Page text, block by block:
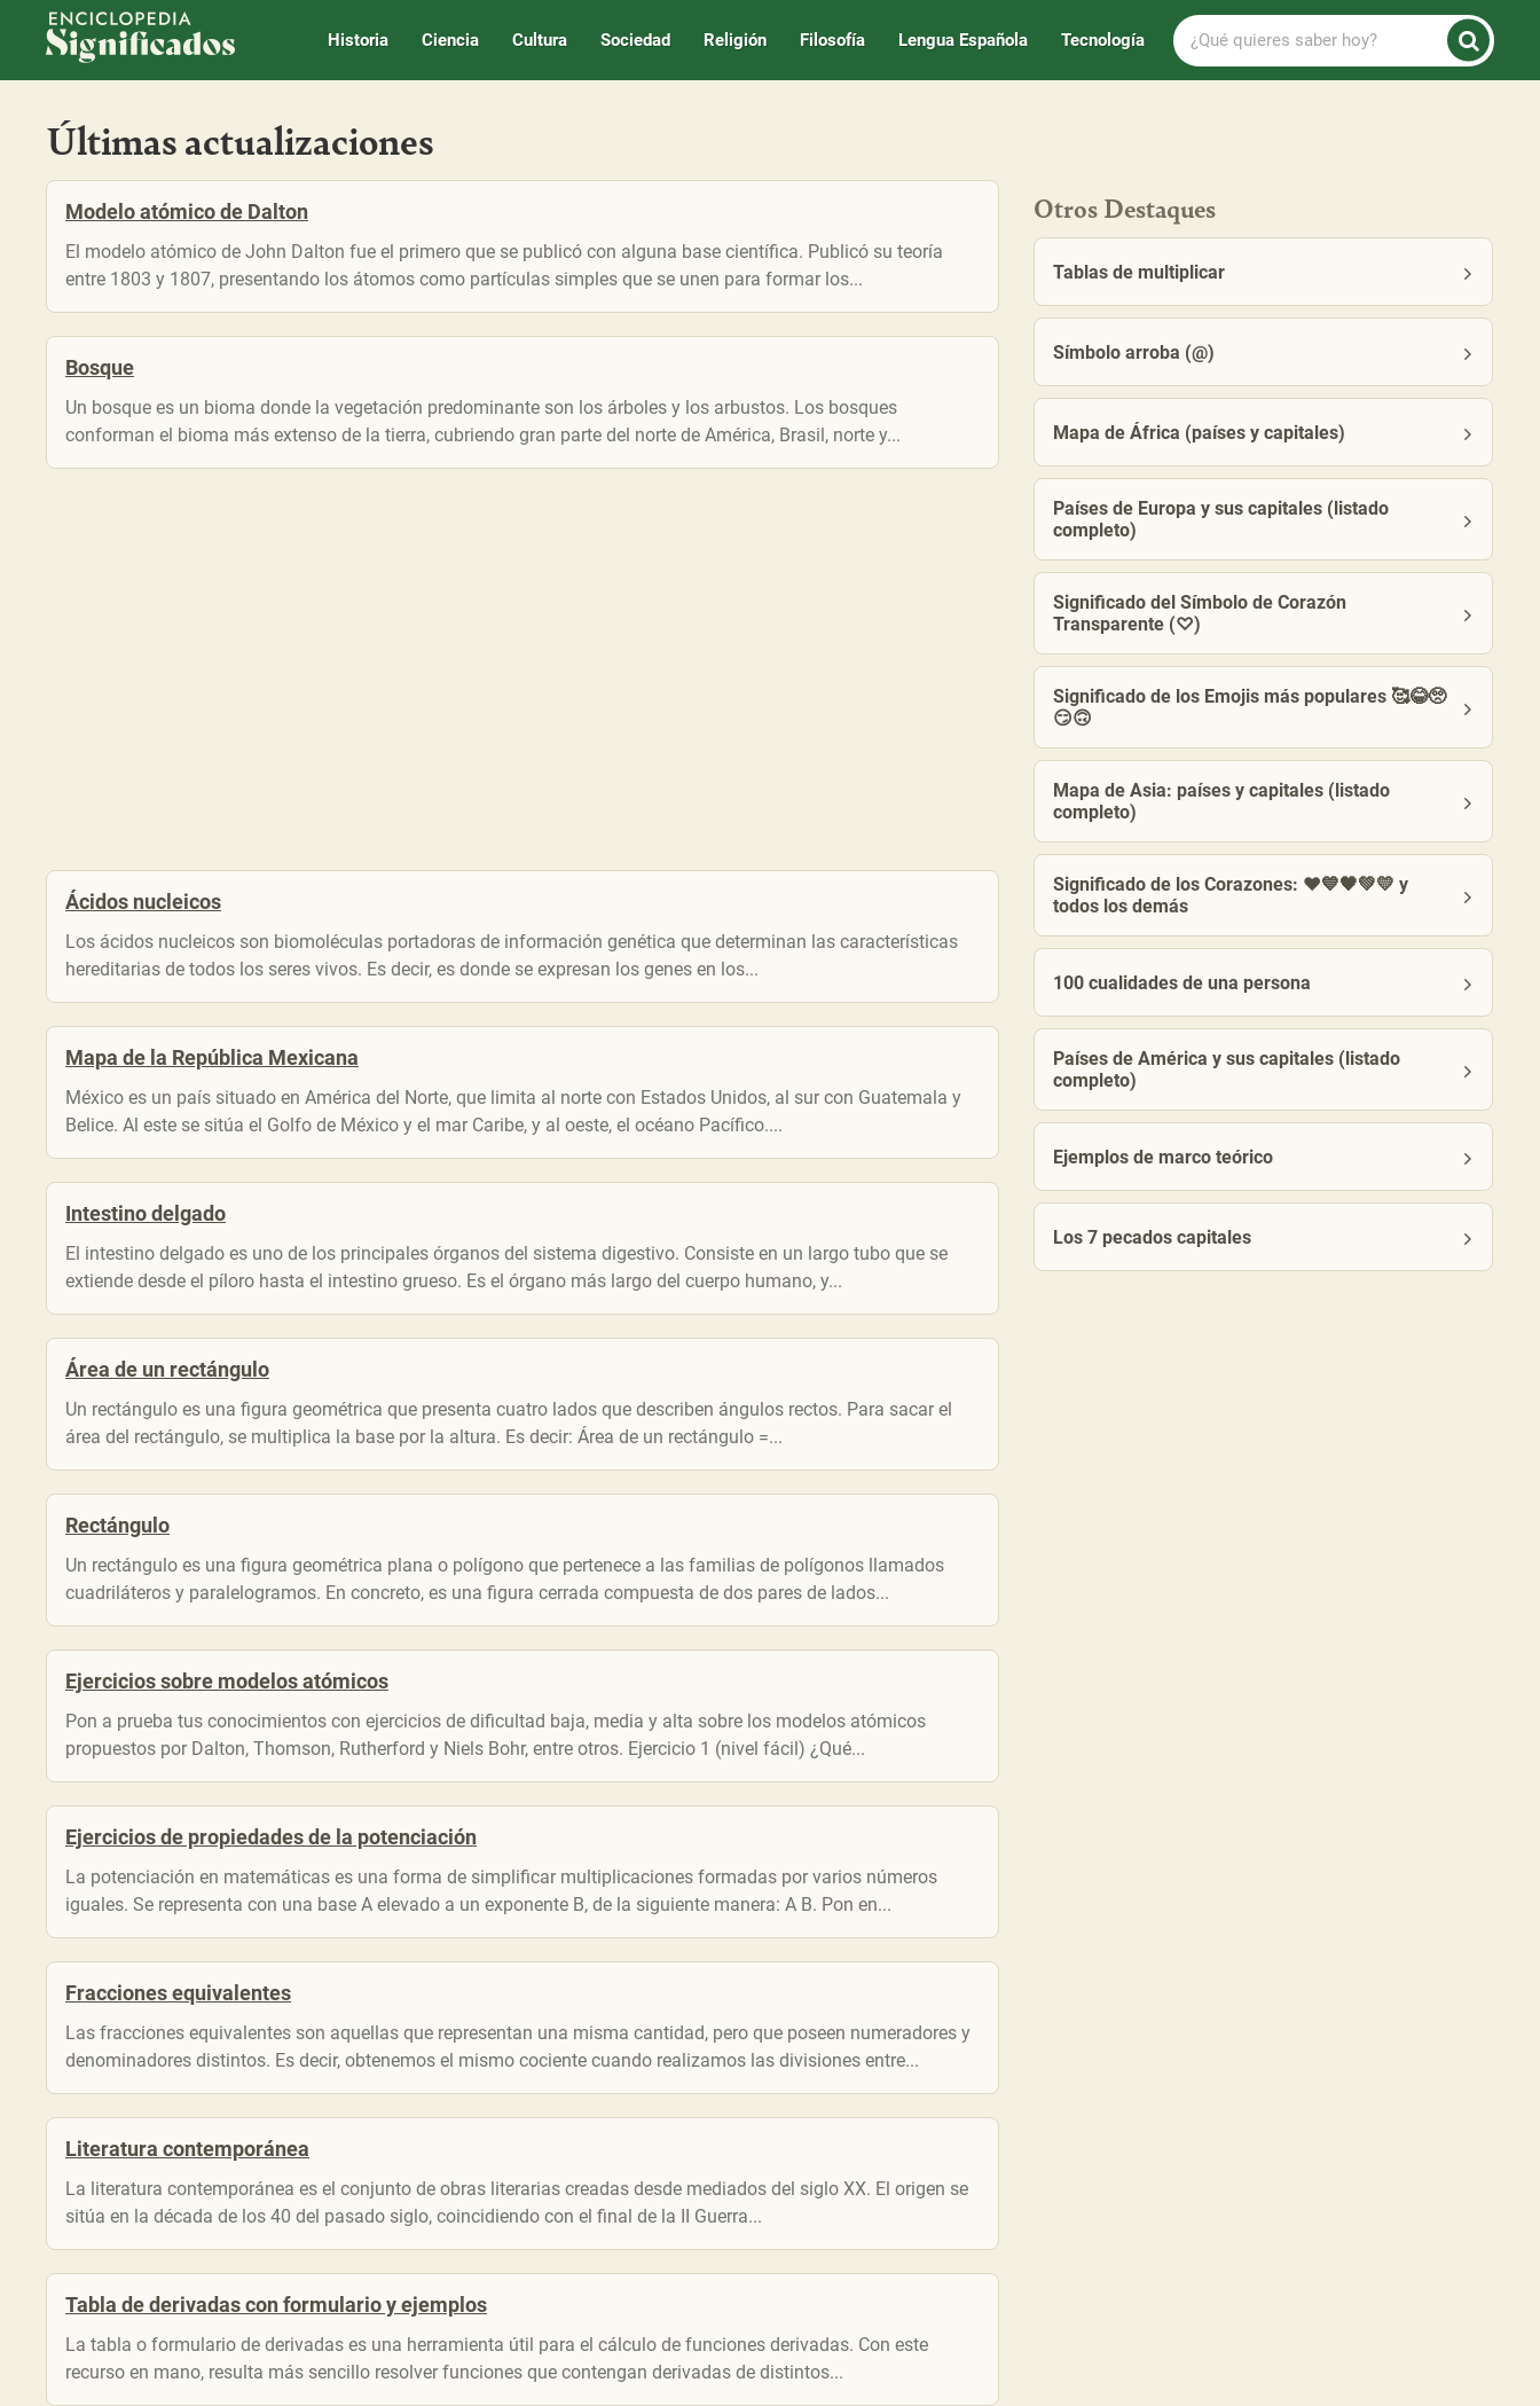
Enciclopedia Significados
Historia Ciencia Cultura Sociedad Religión Filosofía Lengua Española Tecnología
¿Qué
quieres
saber
Últimas actualizaciones
Modelo atómico de Dalton
El modelo atómico de John Dalton fue el primero que se publicó con alguna base científica. Publicó su teoría
entre 1803 y 1807, presentando los átomos como partículas simples que se unen para formar los...
Bosque
Un bosque es un bioma donde la vegetación predominante son los árboles y los arbustos. Los bosques
conforman el bioma más extenso de la tierra, cubriendo gran parte del norte de América, Brasil, norte y...
Ácidos nucleicos
Los ácidos nucleicos son biomoléculas portadoras de información genética que determinan las características
hereditarias de todos los seres vivos. Es decir, es donde se expresan los genes en los...
Mapa de la República Mexicana
México es un país situado en América del Norte, que limita al norte con Estados Unidos, al sur con Guatemala y
Belice. Al este se sitúa el Golfo de México y el mar Caribe, y al oeste, el océano Pacífico....
Intestino delgado
El intestino delgado es uno de los principales órganos del sistema digestivo. Consiste en un largo tubo que se
extiende desde el píloro hasta el intestino grueso. Es el órgano más largo del cuerpo humano, y...
Área de un rectángulo
Un rectángulo es una figura geométrica que presenta cuatro lados que describen ángulos rectos. Para sacar el
área del rectángulo, se multiplica la base por la altura. Es decir: Área de un rectángulo =...
Rectángulo
Un rectángulo es una figura geométrica plana o polígono que pertenece a las familias de polígonos llamados
cuadriláteros y paralelogramos. En concreto, es una figura cerrada compuesta de dos pares de lados...
Ejercicios sobre modelos atómicos
Pon a prueba tus conocimientos con ejercicios de dificultad baja, media y alta sobre los modelos atómicos
propuestos por Dalton, Thomson, Rutherford y Niels Bohr, entre otros. Ejercicio 1 (nivel fácil) ¿Qué...
Ejercicios de propiedades de la potenciación
La potenciación en matemáticas es una forma de simplificar multiplicaciones formadas por varios números
iguales. Se representa con una base A elevado a un exponente B, de la siguiente manera: A B. Pon en...
Fracciones equivalentes
Las fracciones equivalentes son aquellas que representan una misma cantidad, pero que poseen numeradores y
denominadores distintos. Es decir, obtenemos el mismo cociente cuando realizamos las divisiones entre...
Literatura contemporánea
La literatura contemporánea es el conjunto de obras literarias creadas desde mediados del siglo XX. El origen se
sitúa en la década de los 40 del pasado siglo, coincidiendo con el final de la II Guerra...
Tabla de derivadas con formulario y ejemplos
La tabla o formulario de derivadas es una herramienta útil para el cálculo de funciones derivadas. Con este
recurso en mano, resulta más sencillo resolver funciones que contengan derivadas de distintos...
Otros Destaques
Tablas de multiplicar
Símbolo arroba (@)
Mapa de África (países y capitales)
Países de Europa y sus capitales (listado
completo)
Significado del Símbolo de Corazón
Transparente (♡)
Significado de los Emojis más populares 🥰😂🥺
😏🙃
Mapa de Asia: países y capitales (listado
completo)
Significado de los Corazones: ❤️💙🖤💚💛 y
todos los demás
100 cualidades de una persona
Países de América y sus capitales (listado
completo)
Ejemplos de marco teórico
Los 7 pecados capitales